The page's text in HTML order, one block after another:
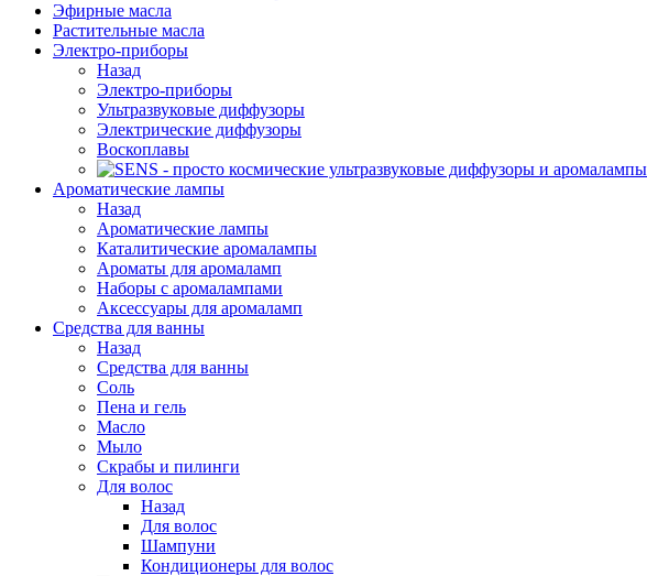
Эфирные масла
Растительные масла
Электро-приборы
Назад
Электро-приборы
Ультразвуковые диффузоры
Электрические диффузоры
Воскоплавы
Ароматические лампы
Назад
Ароматические лампы
Каталитические аромалампы
Ароматы для аромаламп
Наборы с аромалампами
Аксессуары для аромаламп
Средства для ванны
Назад
Средства для ванны
Соль
Пена и гель
Масло
Мыло
Скрабы и пилинги
Для волос
Назад
Для волос
Шампуни
Кондиционеры для волос